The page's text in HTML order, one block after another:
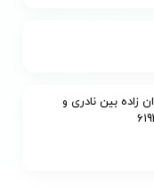
زاده بین نادری و